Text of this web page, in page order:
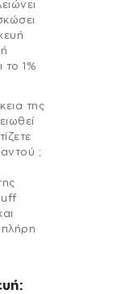
το 1%
της
;